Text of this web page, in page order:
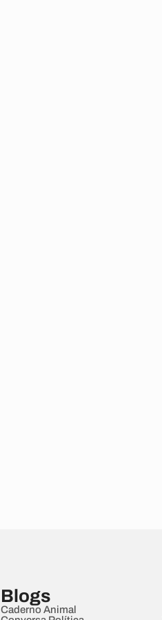
Blogs
Caderno Animal